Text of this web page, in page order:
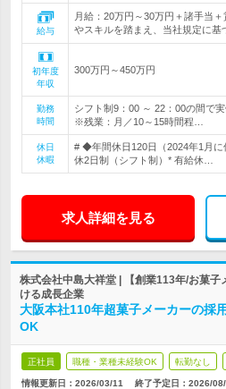
給与
月給：20万円～30万円＋諸手当
やスキルを踏まえ、当社規定に
初年度
年収
300万円～450万円
勤務
時間
シフト制9：00 ～ 22：00の間で
※残業：月／10～15時間程…
休日
休暇
# ◆年間休日120日（2024年1月に
休2日制（シフト制）* 有給休…
求人詳細を見る
株式会社中島大祥堂 | 【創業113年/お菓
ける成長企業
大阪本社110年超菓子メーカーの採
OK
正社員 職種・業種未経験OK 転勤なし
情報更新日：2026/03/11 終了予定日： 2026/08/